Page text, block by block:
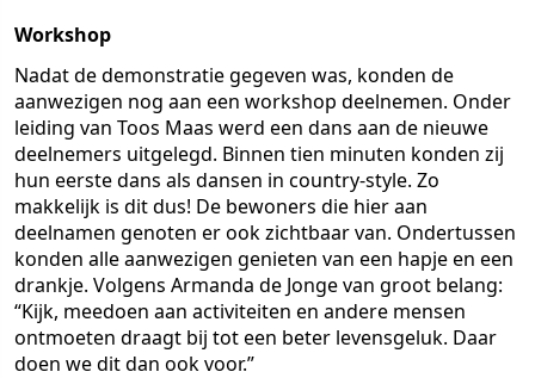
Workshop
Nadat de demonstratie gegeven was, konden de
aanwezigen nog aan een workshop deelnemen. Onder
leiding van Toos Maas werd een dans aan de nieuwe
deelnemers uitgelegd. Binnen tien minuten konden zij
hun eerste dans als dansen in country-style. Zo
makkelijk is dit dus! De bewoners die hier aan
deelnamen genoten er ook zichtbaar van. Ondertussen
konden alle aanwezigen genieten van een hapje en een
drankje. Volgens Armanda de Jonge van groot belang:
“Kijk, meedoen aan activiteiten en andere mensen
ontmoeten draagt bij tot een beter levensgeluk. Daar
doen we dit dan ook voor.”